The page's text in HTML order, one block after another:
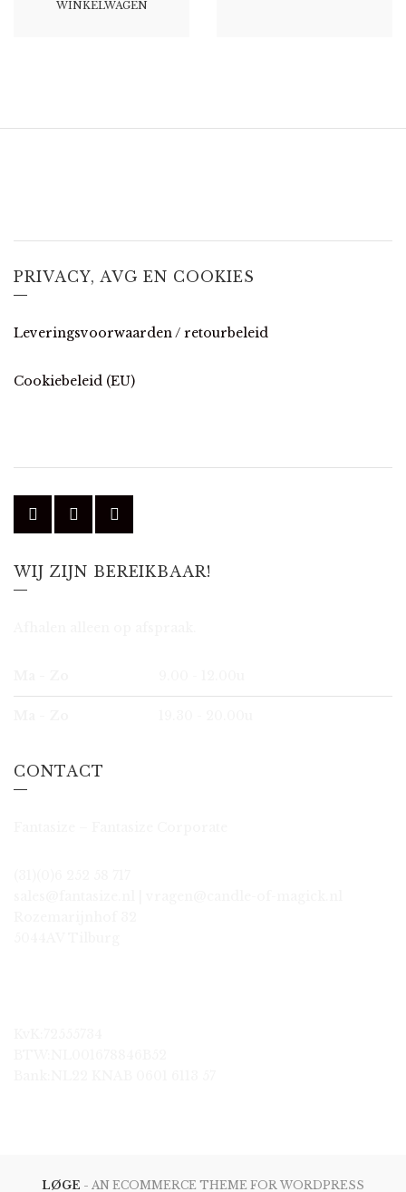
WINKELWAGEN
PRIVACY, AVG EN COOKIES
Leveringsvoorwaarden / retourbeleid
Cookiebeleid (EU)
WIJ ZIJN BEREIKBAAR!
CONTACT
LØGE - AN ECOMMERCE THEME FOR WORDPRESS